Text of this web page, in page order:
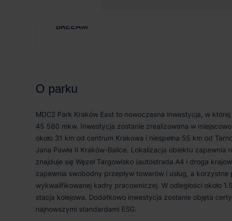
BREEAM
O parku
MDC2 Park Kraków East to nowoczesna inwestycja, w
45 580 mkw. Inwestycja zostanie zrealizowana w
około 31 km od centrum Krakowa i niespełna 55 km od
Jana Pawła II Kraków-Balice. Lokalizacja obiektu zapewnia
znajduje się Węzeł Targowisko (autostrada A4 i droga
zapewnia swobodny przepływ towarów i usług, a
wykwalifikowanej kadry pracowniczej. W odległości około
stacja kolejowa. Dodatkowo inwestycja zostanie objęta
najnowszymi standardami ESG.